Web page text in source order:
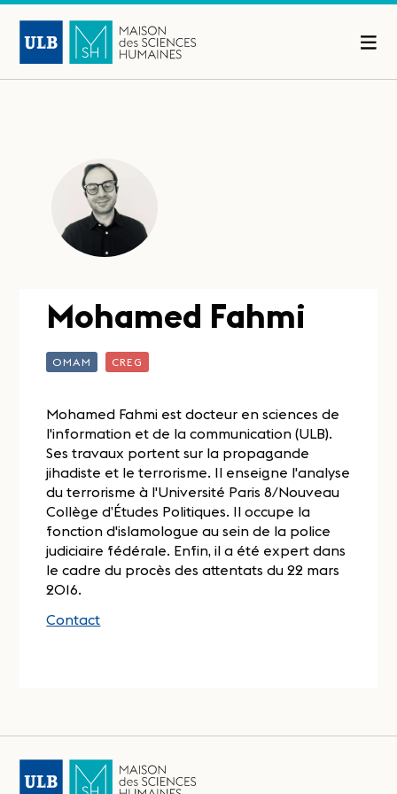
Mohamed Fahmi
OMAM CREG
Mohamed Fahmi est docteur en sciences de
l'information et de la communication (ULB).
Ses travaux portent sur la propagande
jihadiste et le terrorisme. Il enseigne l'analyse
du terrorisme à l'Université Paris 8/Nouveau
Collège d’Études Politiques. Il occupe la
fonction d'islamologue au sein de la police
judiciaire fédérale. Enfin, il a été expert dans
le cadre du procès des attentats du 22 mars
2016.
Contact